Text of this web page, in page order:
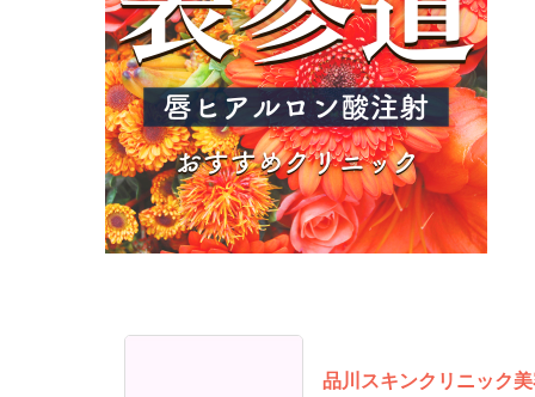
品川スキンクリニック